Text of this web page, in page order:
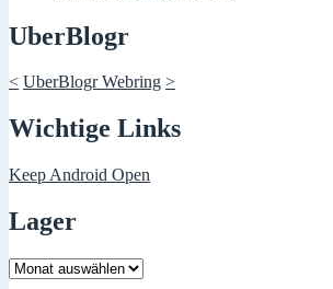
UberBlogr
< UberBlogr Webring >
Wichtige Links
Keep Android Open
Lager
Lager